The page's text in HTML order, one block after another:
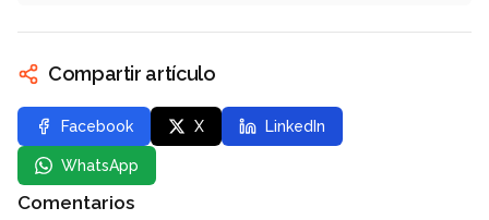
Compartir artículo
Facebook X LinkedIn
WhatsApp
Comentarios